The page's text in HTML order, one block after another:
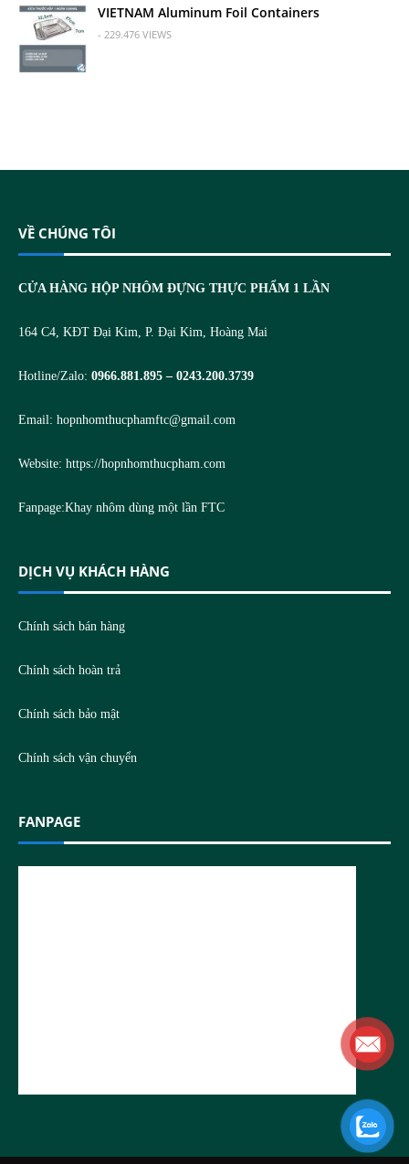
VIETNAM Aluminum Foil Containers
- 229.476 VIEWS
VỀ CHÚNG TÔI
CỬA HÀNG HỘP NHÔM ĐỰNG THỰC PHẨM 1 LẦN
164 C4, KĐT Đại Kim, P. Đại Kim, Hoàng Mai
Hotline/Zalo: 0966.881.895 – 0243.200.3739
Email: hopnhomthucphamftc@gmail.com
Website: https://hopnhomthucpham.com
Fanpage:Khay nhôm dùng một lần FTC
DỊCH VỤ KHÁCH HÀNG
Chính sách bán hàng
Chính sách hoàn trả
Chính sách bảo mật
Chính sách vận chuyển
FANPAGE